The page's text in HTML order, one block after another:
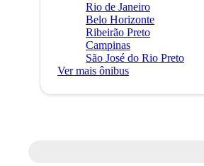
Rio de Janeiro
Belo Horizonte
Ribeirão Preto
Campinas
São José do Rio Preto
Ver mais ônibus